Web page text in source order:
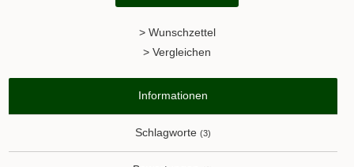
> Wunschzettel
> Vergleichen
Informationen
Schlagworte (3)